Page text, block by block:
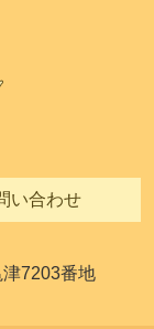
い合わせ
7203番地